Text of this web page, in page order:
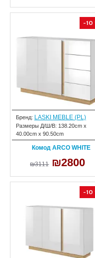
-10
Бренд: LASKI MEBLE (PL)
Размеры Д/Ш/В: 138.20cm x
40.00cm x 90.50cm
Комод ARCO WHITE
₪3111 ₪2800
-10